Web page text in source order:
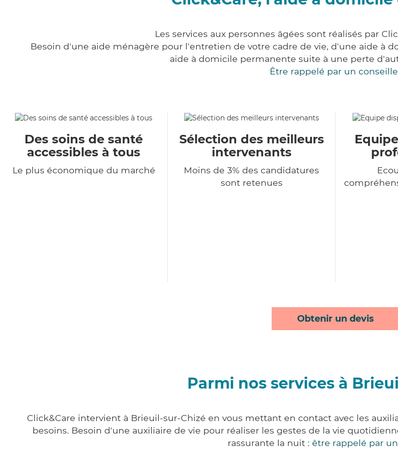
Les services aux personnes âgées sont réalisés par
Besoin d'une aide ménagère pour l'entretien de votre cadre de vie, d'une aide à
aide à domicile permanente suite à une perte
Être rappelé par un
Des soins de santé
accessibles à tous
Le plus économique du marché
Sélection des meilleurs
intervenants
Moins de 3% des candidatures
sont retenues
Obtenir un devis
Parmi nos services à
Click&Care intervient à Brieuil-sur-Chizé en vous mettant en contact avec les
besoins. Besoin d'une auxiliaire de vie pour réaliser les gestes de la vie
rassurante la nuit : être rappelé par